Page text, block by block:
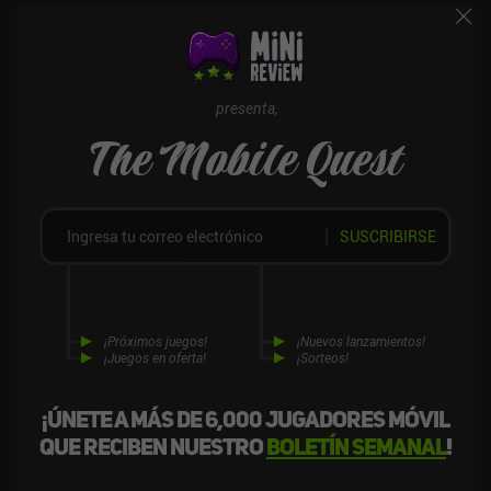
presenta,
The Mobile Quest
¡Únete a más de 6,000 jugadores móvil
que reciben nuestroboletín semanal!
¡Próximos juegos!
¡Juegos en oferta!
¡Nuevos lanzamientos!
¡Sorteos!
SUSCRIBIRSE